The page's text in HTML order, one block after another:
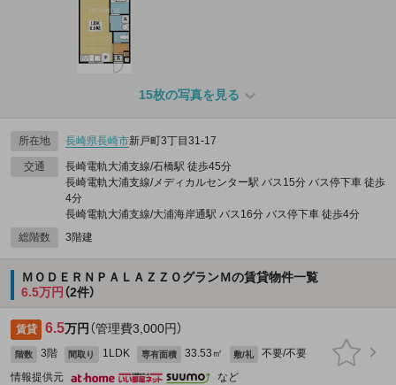
15枚の写真を見る
所在地 長崎県長崎市新戸町3丁目31-17
交通
長崎電軌大浦支線/石橋駅 徒歩45分
長崎電軌大浦支線/メディカルセンター駅 バス15分 バス停下車 徒歩
4分
長崎電軌大浦支線/大浦海岸通駅 バス16分 バス停下車 徒歩4分
総階数
3階建
ＭＯＤＥＲＮＰＡＬＡＺＺＯグランＭの賃貸物件一覧
6.5万円 （2件）
賃貸 6.5万円 （管理費3,000円）
階数 3階 間取り 1LDK 専有面積 33.53㎡ 敷/礼
不要/不要
情報提供元
など